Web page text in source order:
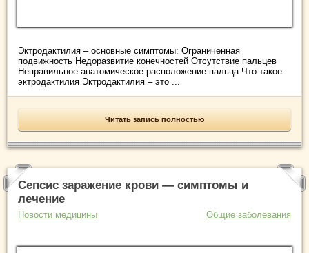
Эктродактилия – основные симптомы: Ограниченная
подвижность Недоразвитие конечностей Отсутствие пальцев
Неправильное анатомическое расположение пальца Что такое
эктродактилия Эктродактилия – это ...
Читать запись полностью
Сепсис заражение крови — симптомы и
лечение
Новости медицины Общие заболевания